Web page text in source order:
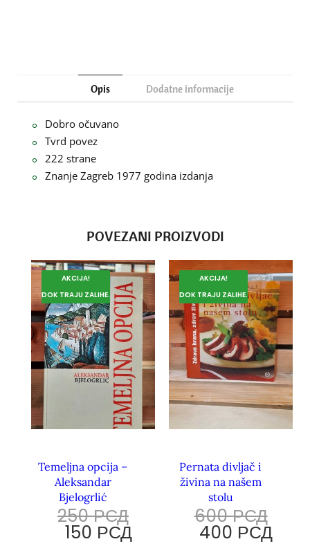
Opis Dodatne informacije
Dobro očuvano
Tvrd povez
222 strane
Znanje Zagreb 1977 godina izdanja
POVEZANI PROIZVODI
AKCIJA!
DOK TRAJU ZALIHE.
Temeljna opcija –
Aleksandar
Bjelogrlić
250РСД
150 РСД
AKCIJA!
DOK TRAJU ZALIHE.
Pernata divljač i
živina na našem
stolu
600РСД
400 РСД